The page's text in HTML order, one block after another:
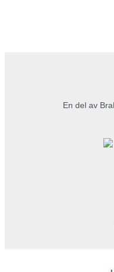
En del av